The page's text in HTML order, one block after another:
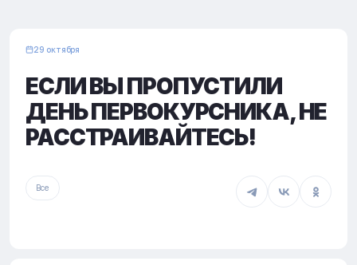
29 октября
ЕСЛИ ВЫ ПРОПУСТИЛИ
ДЕНЬ ПЕРВОКУРСНИКА, НЕ
РАССТРАИВАЙТЕСЬ!
Все